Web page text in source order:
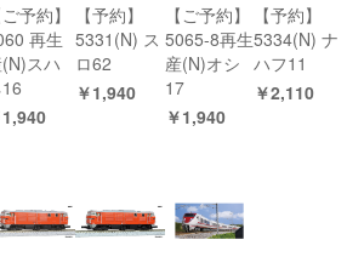
ご予約】
再生
スハ
1,940
【予約】
5331(N) ス
ロ62
￥1,940
【ご予約】
5065-8再生
産(N)オシ
17
￥1,940
【予約】
5334(N) ナ
ハフ11
￥2,110